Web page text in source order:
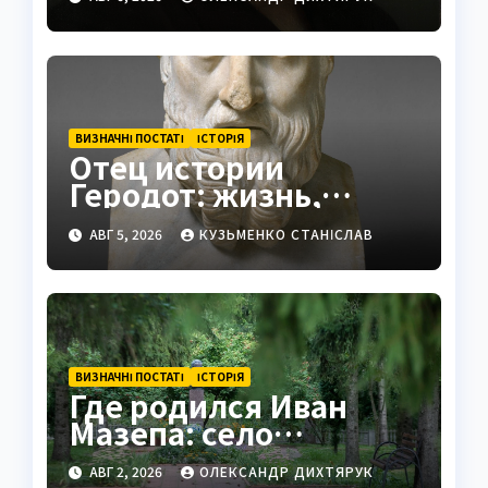
ВИЗНАЧНІ ПОСТАТІ ІСТОРІЯ
Отец истории
Геродот: жизнь,
труды и наследие
АВГ 5, 2026 КУЗЬМЕНКО СТАНІСЛАВ
ВИЗНАЧНІ ПОСТАТІ ІСТОРІЯ
Где родился Иван
Мазепа: село
Мазепинцы и корни
АВГ 2, 2026 ОЛЕКСАНДР ДИХТЯРУК